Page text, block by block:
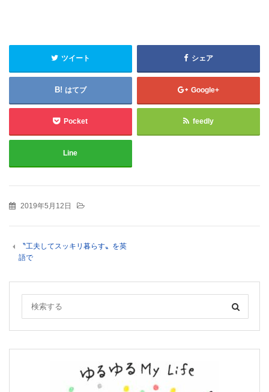
ツイート シェア
はてブ Google+
Pocket feedly
Line
2019年5月12日
〝工夫してスッキリ暮らす〟を英
語で